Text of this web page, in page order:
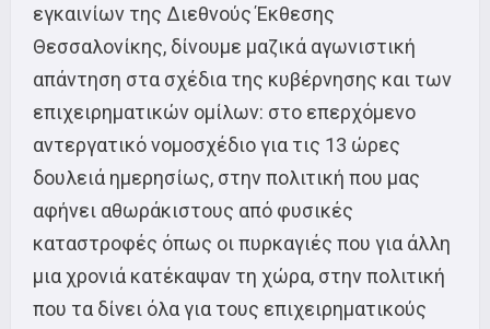
εγκαινίων της Διεθνούς Έκθεσης
Θεσσαλονίκης, δίνουμε μαζικά αγωνιστική
απάντηση στα σχέδια της κυβέρνησης και των
επιχειρηματικών ομίλων: στο επερχόμενο
αντεργατικό νομοσχέδιο για τις 13 ώρες
δουλειά ημερησίως, στην πολιτική που μας
αφήνει αθωράκιστους από φυσικές
καταστροφές όπως οι πυρκαγιές που για άλλη
μια χρονιά κατέκαψαν τη χώρα, στην πολιτική
που τα δίνει όλα για τους επιχειρηματικούς